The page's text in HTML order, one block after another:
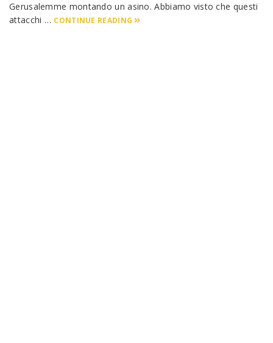
Gerusalemme montando un asino. Abbiamo visto che questi
attacchi … CONTINUE READING